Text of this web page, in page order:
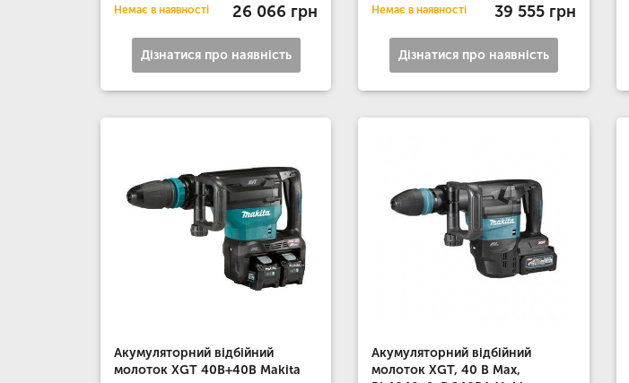
Немає в наявності 26 066 грн
Дізнатися про наявність
Немає в наявності 39 555 грн
Дізнатися про наявність
Акумуляторний відбійний
молоток XGT 40В+40В Makita
Акумуляторний відбійний
молоток XGT, 40 В Мах,